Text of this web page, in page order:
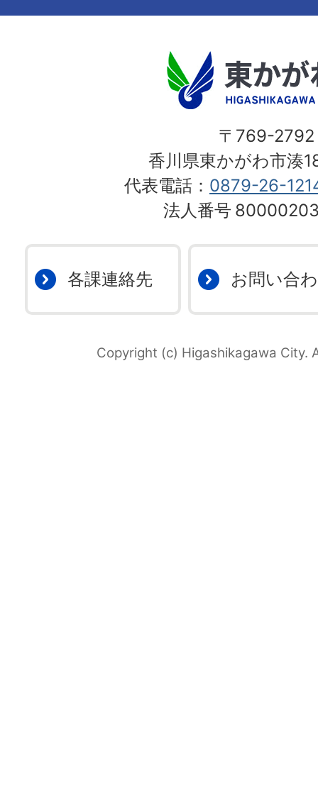
〒769-2792
香川県東かがわ市湊
代表電話： 0879-26-
法人番号
各課連絡先 お問い合
Copyright (c) Higashikagawa City.